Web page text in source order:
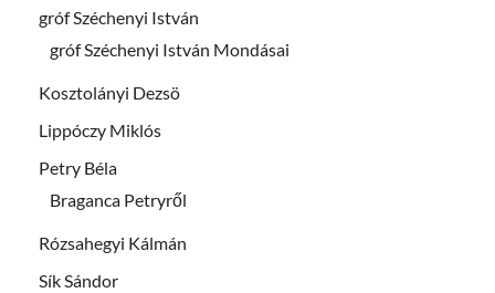
gróf Széchenyi István
gróf Széchenyi István Mondásai
Kosztolányi Dezsö
Lippóczy Miklós
Petry Béla
Braganca Petryről
Rózsahegyi Kálmán
Sík Sándor